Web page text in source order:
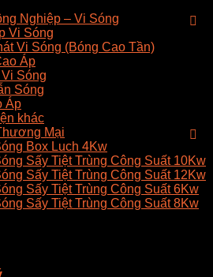
Nghiệp – Vi Sóng
Vi Sóng
Vi Sóng (Bóng Cao Tần)
Áp
Sóng
Sóng
Áp
khác
Mại
Box Luch 4Kw
Sấy Tiệt Trùng Công Suất 10Kw
Sấy Tiệt Trùng Công Suất 12Kw
Sấy Tiệt Trùng Công Suất 6Kw
Sấy Tiệt Trùng Công Suất 8Kw